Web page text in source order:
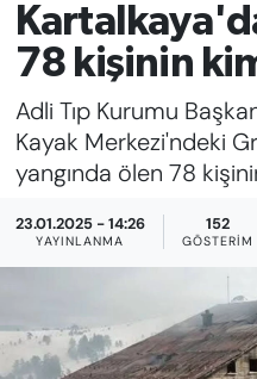
78 kişinin
Adli Tıp Kurumu
Kayak Merkezi'ndeki
yangında ölen 78
23.01.2025 - 14:26
YAYINLANMA
152
GÖSTERIM
EMEK HABERLERİ
YENİ MEDYADA
GAZETECİLİĞİNİ
FAYDALI BİLGİLER
GÜNDEM
KADIN
İstanbul Namaz
Trafik Durumu
Süper Lig Puan
Tüm Manşetler
Son Dakika Haberleri
Haber Arşivi